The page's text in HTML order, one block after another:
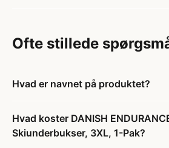
Ofte stillede
Hvad er navnet på produktet?
Hvad koster DANISH
Skiunderbukser, 3XL, 1-Pak?